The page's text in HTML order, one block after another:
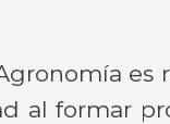
al formar